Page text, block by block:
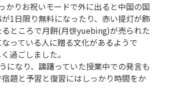
かりお祝いモードで外に出ると中国の国
1日限り無料になったり、赤い提灯が飾
ところで月餅(月饼yuebing)が売られた
っている人に贈る文化があるようで
過ごしました。
になり、躊躇っていた授業中での発言も
題と予習と復習にはしっかり時間をか